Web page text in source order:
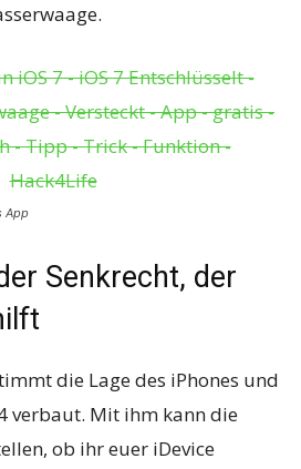
App
Senkrecht, der
die Lage des iPhones und
verbaut. Mit ihm kann die
ob ihr euer iDevice